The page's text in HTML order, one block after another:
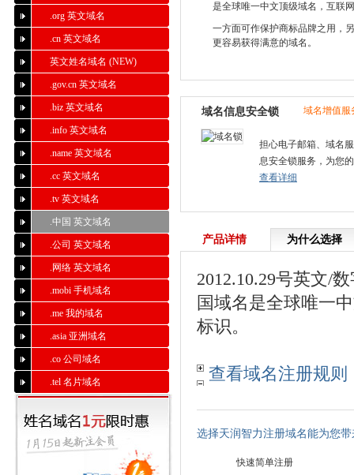
.org 英文域名
.cn 英文域名
英文姓名域名 (NEW)
.gov.cn 英文域名
.biz 英文域名
.info 英文域名
.name 英文域名
.cc 英文域名
.tv 英文域名
.中国 英文域名
.公司 英文域名
.网络 英文域名
.mobi 手机域名
.me 我的域名
.asia 亚洲域名
.co 公司域名
.tel 名片域名
是全球唯一中文顶级域名，互联
一方面可作保护商标品牌之用，
更容易获得满意的域名。
域名信息安全锁 域名增值服
担心电子邮箱、域名
息安全锁服务，为您
查看详细
产品详情 为什么选择
2012.10.29号英文/
国域名是全球唯一
标识。
查看域名注册规则
选择天润智力注册域名能为您
快速简单注册